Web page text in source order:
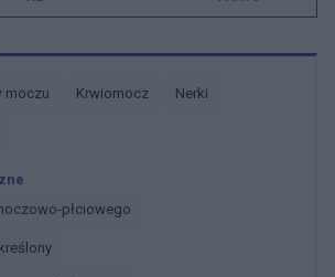
moczu Krwiomocz Nerki
płciowego